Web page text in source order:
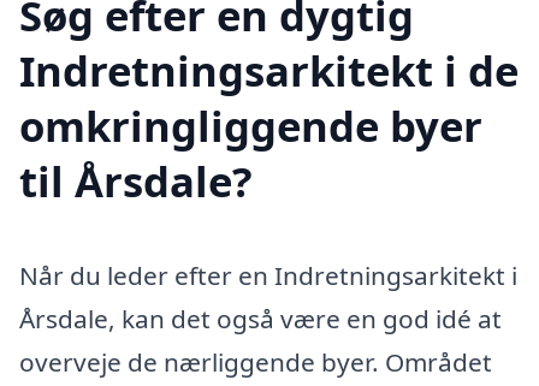
Søg efter en dygtig
Indretningsarkitekt i de
omkringliggende byer
til Årsdale?
Når du leder efter en Indretningsarkitekt i
Årsdale, kan det også være en god idé at
overveje de nærliggende byer. Området